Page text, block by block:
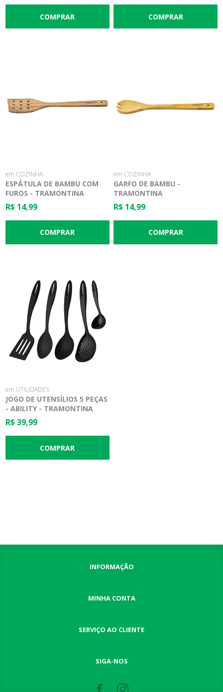
em COZINHA
ESPÁTULA DE BAMBU COM
FUROS - TRAMONTINA
R$ 14,99
em COZINHA
GARFO DE BAMBU -
TRAMONTINA
R$ 14,99
em UTILIDADES
JOGO DE UTENSÍLIOS 5 PEÇAS
- ABILITY - TRAMONTINA
R$ 39,99
INFORMAÇÃO
MINHA CONTA
SERVIÇO AO CLIENTE
SIGA-NOS